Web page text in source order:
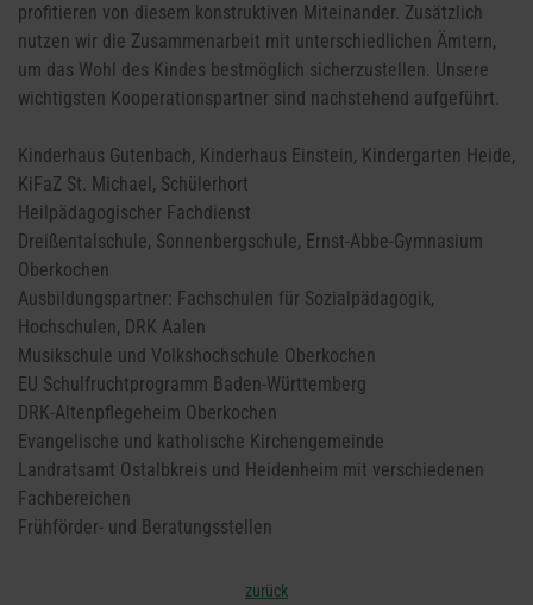
profitieren von diesem konstruktiven Miteinander. Zusätzlich
nutzen wir die Zusammenarbeit mit unterschiedlichen Ämtern,
um das Wohl des Kindes bestmöglich sicherzustellen. Unsere
wichtigsten Kooperationspartner sind nachstehend aufgeführt.
Kinderhaus Gutenbach, Kinderhaus Einstein, Kindergarten Heide,
KiFaZ St. Michael, Schülerhort
Heilpädagogischer Fachdienst
Dreißentalschule, Sonnenbergschule, Ernst-Abbe-Gymnasium
Oberkochen
Ausbildungspartner: Fachschulen für Sozialpädagogik,
Hochschulen, DRK Aalen
Musikschule und Volkshochschule Oberkochen
EU Schulfruchtprogramm Baden-Württemberg
DRK-Altenpflegeheim Oberkochen
Evangelische und katholische Kirchengemeinde
Landratsamt Ostalbkreis und Heidenheim mit verschiedenen
Fachbereichen
Frühförder- und Beratungsstellen
zurück